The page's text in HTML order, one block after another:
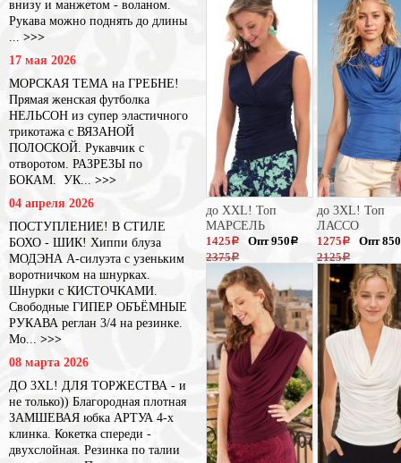
внизу и манжетом - воланом.
Рукава можно поднять до длины
... >>>
17 мая 2026
МОРСКАЯ ТЕМА на ГРЕБНЕ!
Прямая женская футболка
НЕЛЬСОН из супер эластичного
трикотажа с ВЯЗАНОЙ
ПОЛОСКОЙ. Рукавчик с
отворотом. РАЗРЕЗЫ по
БОКАМ. УК... >>>
04 апреля 2026
ПОСТУПЛЕНИЕ! В СТИЛЕ
БОХО - ШИК! Хиппи блуза
МОДЭНА А-силуэта с узеньким
воротничком на шнурках.
Шнурки с КИСТОЧКАМИ.
Свободные ГИПЕР ОБЪЁМНЫЕ
РУКАВА реглан 3/4 на резинке.
Мо... >>>
08 марта 2026
ДО 3XL! ДЛЯ ТОРЖЕСТВА - и
не только)) Благородная плотная
ЗАМШЕВАЯ юбка АРТУА 4-х
клинка. Кокетка спереди -
двухслойная. Резинка по талии
до XXL! Топ
МАРСЕЛЬ
1425 a
2375a
Опт 950 a
до 3XL! Топ
ЛАССО
1275 a
2125a
Опт 850